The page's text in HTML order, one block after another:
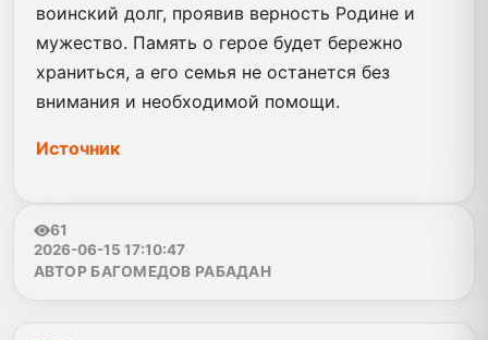
воинский долг, проявив верность Родине и
мужество. Память о герое будет бережно
храниться, а его семья не останется без
внимания и необходимой помощи.
Источник
61
2026-06-15 17:10:47
АВТОР БАГОМЕДОВ РАБАДАН